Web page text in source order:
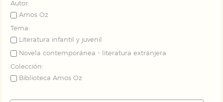
Autor:
Amos Oz
Tema:
Literatura infantil y juvenil
Novela contemporánea - literatura extranjera
Colección:
Biblioteca Amos Oz